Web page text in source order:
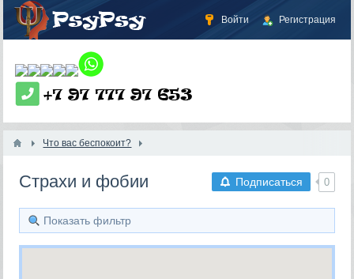
Войти Регистрация
Что вас беспокоит?
Подписаться 0
Страхи и фобии
Показать фильтр